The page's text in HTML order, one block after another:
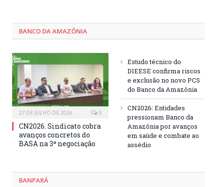
BANCO DA AMAZÔNIA
27 DE JULHO DE 2026 0
CN2026. Sindicato cobra
avanços concretos do
BASA na 3ª negociação
Estudo técnico do
DIEESE confirma riscos
e exclusão no novo PCS
do Banco da Amazônia
CN2026: Entidades
pressionam Banco da
Amazônia por avanços
em saúde e combate ao
assédio
BANPARÁ